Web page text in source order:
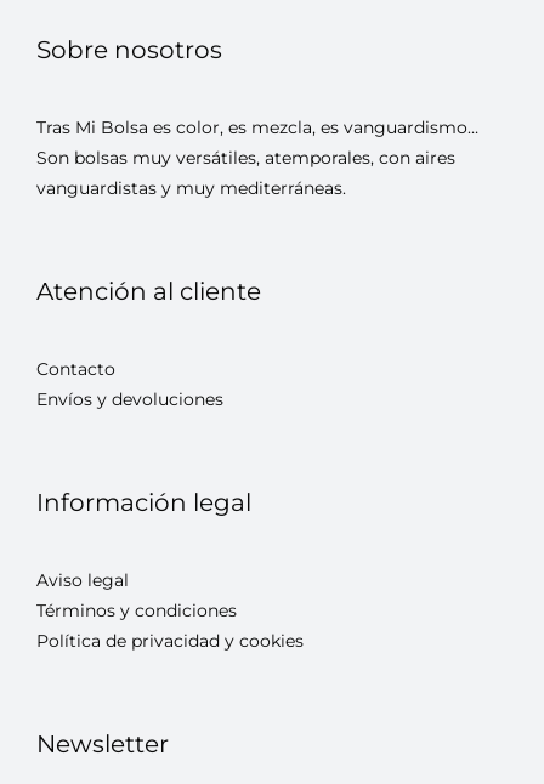
Sobre nosotros
Tras Mi Bolsa es color, es mezcla, es vanguardismo…
Son bolsas muy versátiles, atemporales, con aires
vanguardistas y muy mediterráneas.
Atención al cliente
Contacto
Envíos y devoluciones
Información legal
Aviso legal
Términos y condiciones
Política de privacidad y cookies
Newsletter